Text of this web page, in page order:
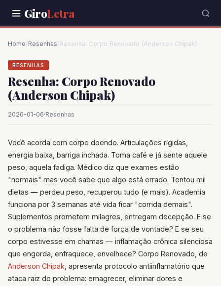
GiroLetra
Home/Resenhas/Resenha: Corpo Renovado (Anderson Chipak)
RESENHAS
Resenha: Corpo Renovado
(Anderson Chipak)
2026-01-06·Resenhas
Você acorda com corpo doendo. Articulações rígidas,
energia baixa, barriga inchada. Toma café e já sente aquele
peso, aquela fadiga. Médico diz que exames estão
"normais" mas você sabe que algo está errado. Tentou mil
dietas — perdeu peso, recuperou tudo (e mais). Academia
funciona por 3 semanas até vida ficar "corrida demais".
Suplementos prometem milagres, entregam decepção. E se
o problema não fosse falta de força de vontade? E se seu
corpo estivesse em chamas — inflamação crônica silenciosa
que engorda, enfraquece, envelhece? Corpo Renovado, de
Anderson Chipak , apresenta protocolo antiinflamatório que
ataca raiz do problema: emagrecer, eliminar dores e